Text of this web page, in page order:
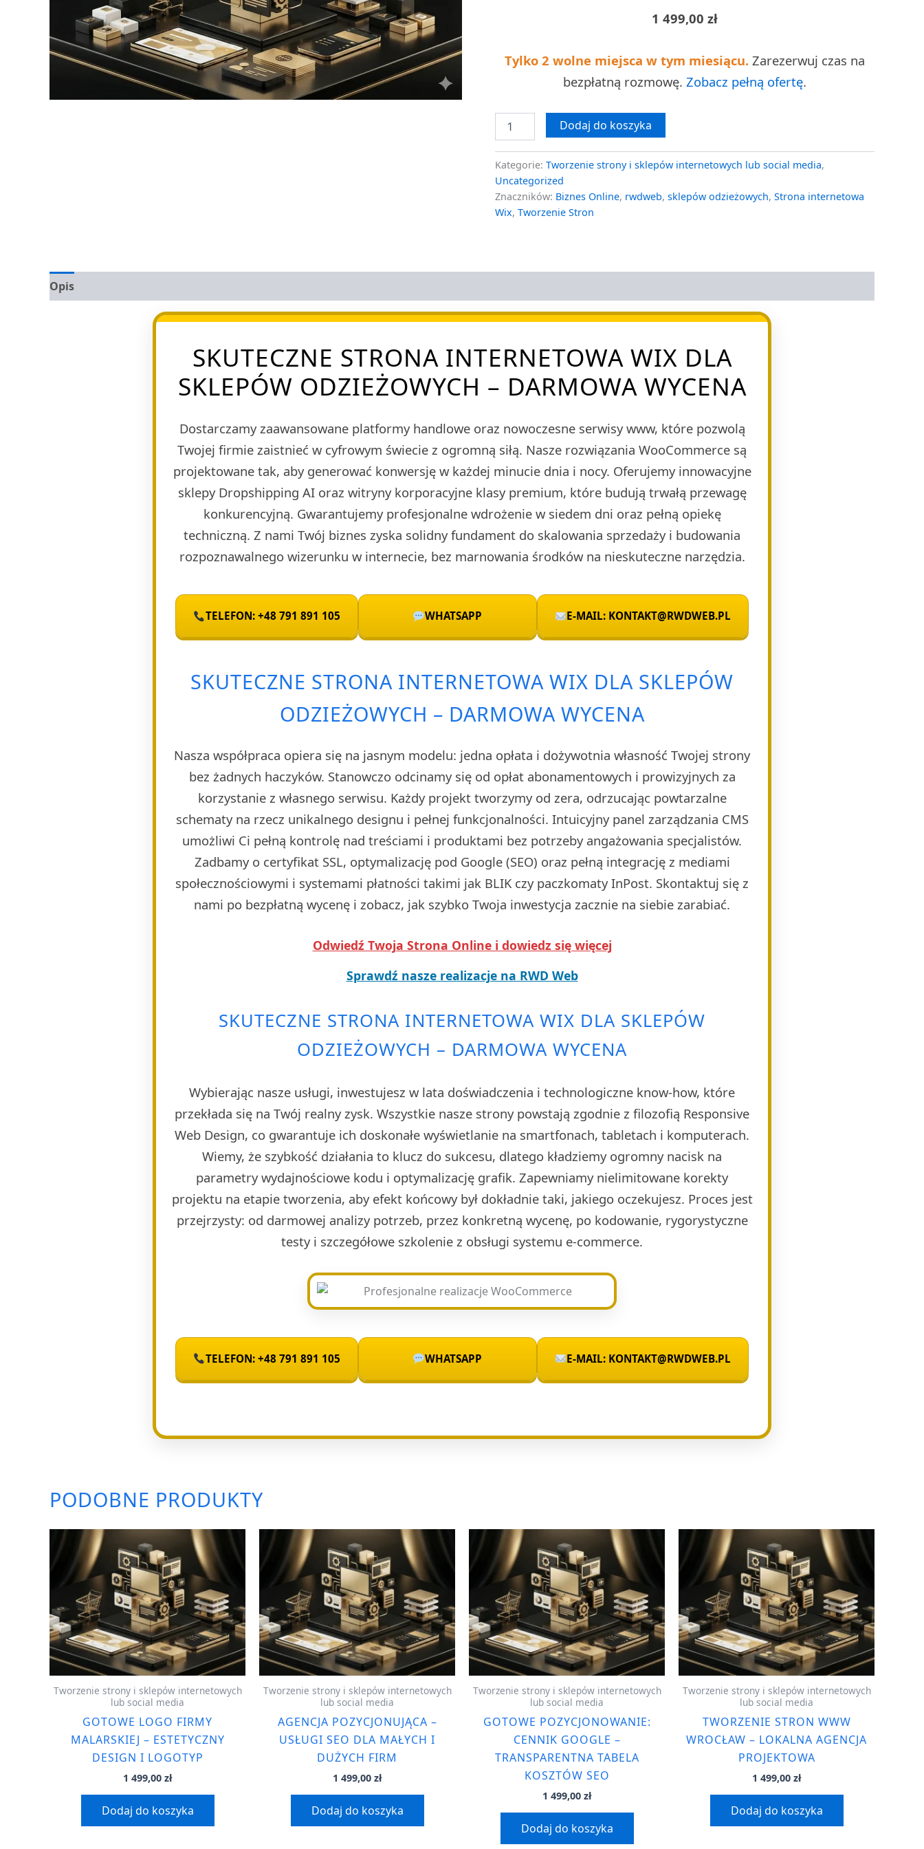
1 499,00 zł
Tylko 2 wolne miejsca w tym miesiącu. Zarezerwuj czas na
bezpłatną rozmowę. Zobacz pełną ofertę.
Dodaj do koszyka
Kategorie: Tworzenie strony i sklepów internetowych lub social media,
Uncategorized
Znaczników: Biznes Online, rwdweb, sklepów odzieżowych, Strona internetowa
Wix, Tworzenie Stron
Opis
SKUTECZNE STRONA INTERNETOWA WIX DLA
SKLEPÓW ODZIEŻOWYCH – DARMOWA WYCENA
Dostarczamy zaawansowane platformy handlowe oraz nowoczesne serwisy www, które pozwolą
Twojej firmie zaistnieć w cyfrowym świecie z ogromną siłą. Nasze rozwiązania WooCommerce są
projektowane tak, aby generować konwersję w każdej minucie dnia i nocy. Oferujemy innowacyjne
sklepy Dropshipping AI oraz witryny korporacyjne klasy premium, które budują trwałą przewagę
konkurencyjną. Gwarantujemy profesjonalne wdrożenie w siedem dni oraz pełną opiekę
techniczną. Z nami Twój biznes zyska solidny fundament do skalowania sprzedaży i budowania
rozpoznawalnego wizerunku w internecie, bez marnowania środków na nieskuteczne narzędzia.
TELEFON: +48 791 891 105 WHATSAPP E-MAIL: KONTAKT@RWDWEB.PL
SKUTECZNE STRONA INTERNETOWA WIX DLA SKLEPÓW
ODZIEŻOWYCH – DARMOWA WYCENA
Nasza współpraca opiera się na jasnym modelu: jedna opłata i dożywotnia własność Twojej strony
bez żadnych haczyków. Stanowczo odcinamy się od opłat abonamentowych i prowizyjnych za
korzystanie z własnego serwisu. Każdy projekt tworzymy od zera, odrzucając powtarzalne
schematy na rzecz unikalnego designu i pełnej funkcjonalności. Intuicyjny panel zarządzania CMS
umożliwi Ci pełną kontrolę nad treściami i produktami bez potrzeby angażowania specjalistów.
Zadbamy o certyfikat SSL, optymalizację pod Google (SEO) oraz pełną integrację z mediami
społecznościowymi i systemami płatności takimi jak BLIK czy paczkomaty InPost. Skontaktuj się z
nami po bezpłatną wycenę i zobacz, jak szybko Twoja inwestycja zacznie na siebie zarabiać.
Odwiedź Twoja Strona Online i dowiedz się więcej
Sprawdź nasze realizacje na RWD Web
SKUTECZNE STRONA INTERNETOWA WIX DLA SKLEPÓW
ODZIEŻOWYCH – DARMOWA WYCENA
Wybierając nasze usługi, inwestujesz w lata doświadczenia i technologiczne know-how, które
przekłada się na Twój realny zysk. Wszystkie nasze strony powstają zgodnie z filozofią Responsive
Web Design, co gwarantuje ich doskonałe wyświetlanie na smartfonach, tabletach i komputerach.
Wiemy, że szybkość działania to klucz do sukcesu, dlatego kładziemy ogromny nacisk na
parametry wydajnościowe kodu i optymalizację grafik. Zapewniamy nielimitowane korekty
projektu na etapie tworzenia, aby efekt końcowy był dokładnie taki, jakiego oczekujesz. Proces jest
przejrzysty: od darmowej analizy potrzeb, przez konkretną wycenę, po kodowanie, rygorystyczne
testy i szczegółowe szkolenie z obsługi systemu e-commerce.
TELEFON: +48 791 891 105 WHATSAPP E-MAIL: KONTAKT@RWDWEB.PL
PODOBNE PRODUKTY
Tworzenie strony i sklepów internetowych
lub social media
GOTOWE LOGO FIRMY
MALARSKIEJ – ESTETYCZNY
DESIGN I LOGOTYP
1 499,00 zł
Dodaj do koszyka
Tworzenie strony i sklepów internetowych
lub social media
AGENCJA POZYCJONUJĄCA –
USŁUGI SEO DLA MAŁYCH I
DUŻYCH FIRM
1 499,00 zł
Dodaj do koszyka
Tworzenie strony i sklepów internetowych
lub social media
GOTOWE POZYCJONOWANIE:
CENNIK GOOGLE –
TRANSPARENTNA TABELA
KOSZTÓW SEO
1 499,00 zł
Dodaj do koszyka
Tworzenie strony i sklepów internetowych
lub social media
TWORZENIE STRON WWW
WROCŁAW – LOKALNA AGENCJA
PROJEKTOWA
1 499,00 zł
Dodaj do koszyka